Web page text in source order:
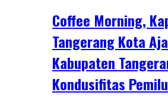
Coffee Morning,
Tangerang Kota
Kabupaten
Kondusifitas